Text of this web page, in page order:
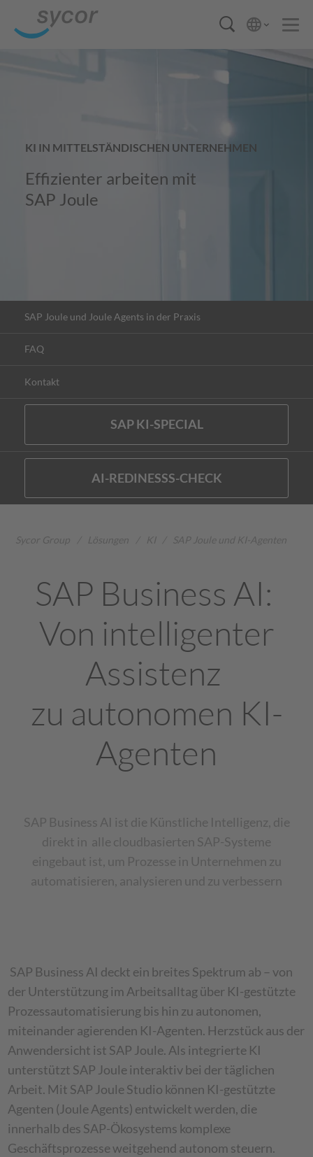
KI IN MITTELSTÄNDISCHEN UNTERNEHMEN
Effizienter arbeiten mit
SAP Joule
SAP Joule und Joule Agents in der Praxis
FAQ
Kontakt
SAP KI-SPECIAL
AI-REDINESSS-CHECK
Sycor Group Lösungen KI SAP Joule und KI-Agenten
SAP Business AI:
Von intelligenter
Assistenz
zu autonomen KI-
Agenten
SAP Business AI ist die Künstliche Intelligenz, die
direkt in alle cloudbasierten SAP-Systeme
eingebaut ist, um Prozesse in Unternehmen zu
automatisieren, analysieren und zu verbessern
SAP Business AI deckt ein breites Spektrum ab – von
der Unterstützung im Arbeitsalltag über KI-gestützte
Prozessautomatisierung bis hin zu autonomen,
miteinander agierenden KI-Agenten. Herzstück aus der
Anwendersicht ist SAP Joule. Als integrierte KI
unterstützt SAP Joule interaktiv bei der täglichen
Arbeit. Mit SAP Joule Studio können KI-gestützte
Agenten (Joule Agents) entwickelt werden, die
innerhalb des SAP-Ökosystems komplexe
Geschäftsprozesse weitgehend autonom steuern.